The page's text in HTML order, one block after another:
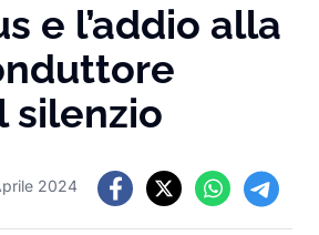
e l’addio alla
silenzio
2024